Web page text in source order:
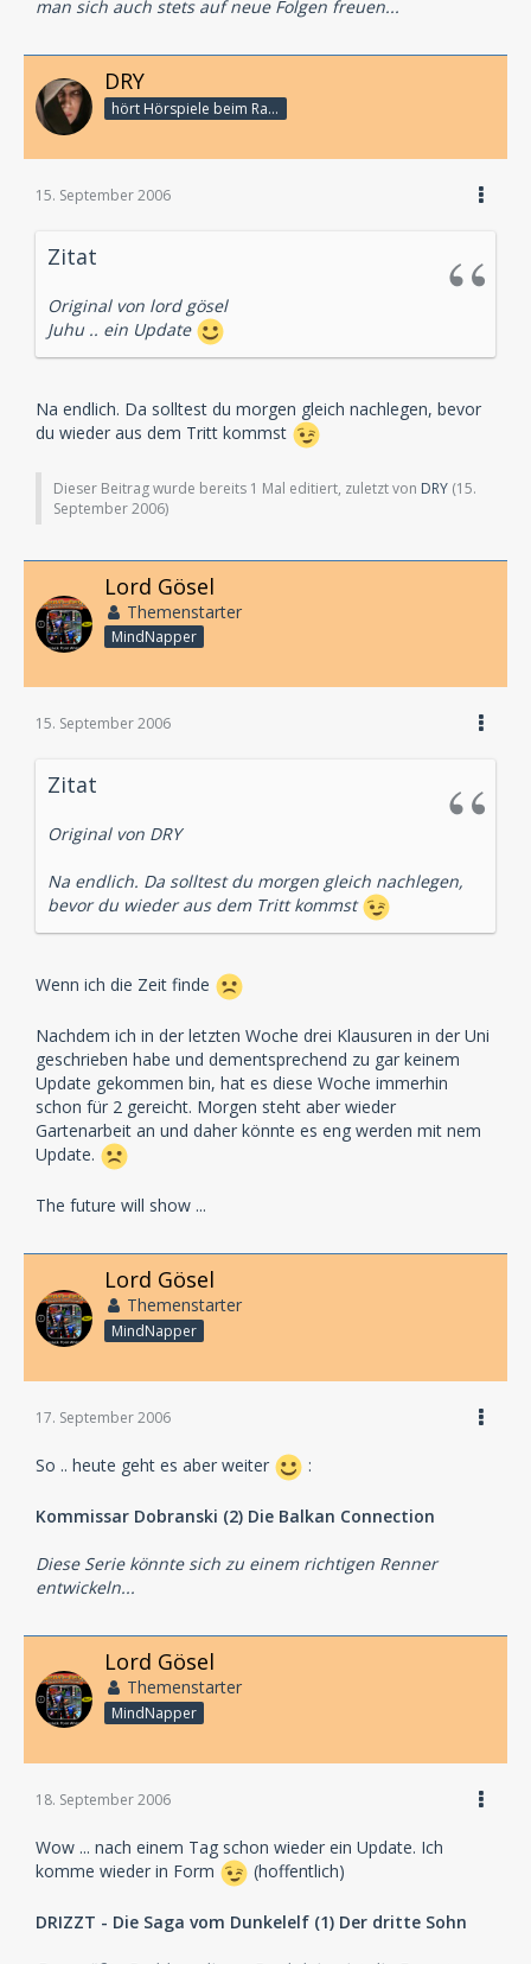
man sich auch stets auf neue Folgen freuen...
DRY
hört Hörspiele beim Rasenmähen
15. September 2006
Zitat
Original von lord gösel
Juhu .. ein Update
Na endlich. Da solltest du morgen gleich nachlegen, bevor
du wieder aus dem Tritt kommst
Dieser Beitrag wurde bereits 1 Mal editiert, zuletzt von DRY (15.
September 2006)
Lord Gösel
Themenstarter
MindNapper
15. September 2006
Zitat
Original von DRY
Na endlich. Da solltest du morgen gleich nachlegen,
bevor du wieder aus dem Tritt kommst
Wenn ich die Zeit finde
Nachdem ich in der letzten Woche drei Klausuren in der Uni
geschrieben habe und dementsprechend zu gar keinem
Update gekommen bin, hat es diese Woche immerhin
schon für 2 gereicht. Morgen steht aber wieder
Gartenarbeit an und daher könnte es eng werden mit nem
Update.
The future will show ...
Lord Gösel
Themenstarter
MindNapper
17. September 2006
So .. heute geht es aber weiter :
Kommissar Dobranski (2) Die Balkan Connection
Diese Serie könnte sich zu einem richtigen Renner
entwickeln...
Lord Gösel
Themenstarter
MindNapper
18. September 2006
Wow ... nach einem Tag schon wieder ein Update. Ich
komme wieder in Form
(hoffentlich)
DRIZZT - Die Saga vom Dunkelelf (1) Der dritte Sohn